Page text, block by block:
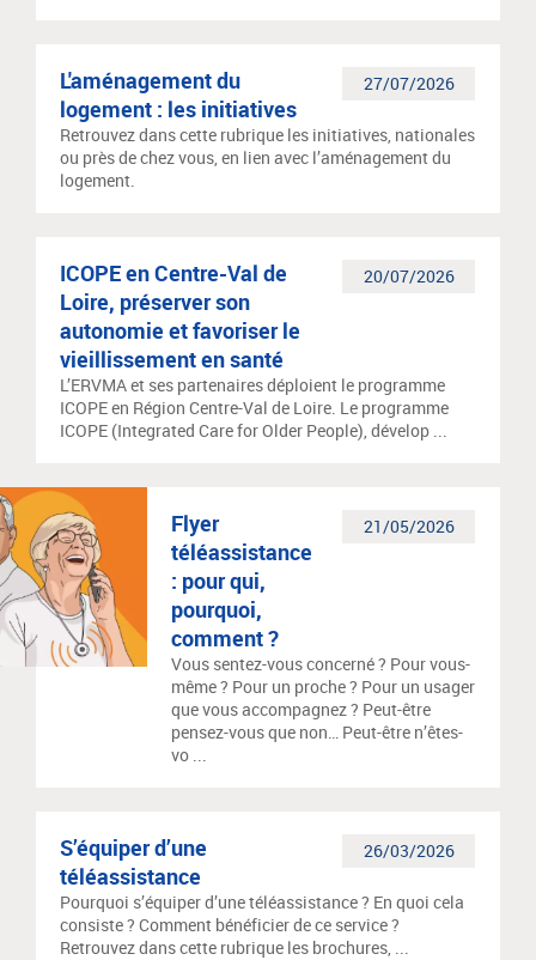
27/07/2026
L'aménagement du
logement : les initiatives
Retrouvez dans cette rubrique les initiatives, nationales
ou près de chez vous, en lien avec l’aménagement du
logement.
20/07/2026
ICOPE en Centre-Val de
Loire, préserver son
autonomie et favoriser le
vieillissement en santé
L’ERVMA et ses partenaires déploient le programme
ICOPE en Région Centre-Val de Loire. Le programme
ICOPE (Integrated Care for Older People), dévelop ...
21/05/2026
Flyer
téléassistance
: pour qui,
pourquoi,
comment ?
Vous sentez-vous concerné ? Pour vous-
même ? Pour un proche ? Pour un usager
que vous accompagnez ? Peut-être
pensez-vous que non… Peut-être n’êtes-
vo ...
26/03/2026
S’équiper d’une
téléassistance
Pourquoi s’équiper d’une téléassistance ? En quoi cela
consiste ? Comment bénéficier de ce service ?
Retrouvez dans cette rubrique les brochures, ...